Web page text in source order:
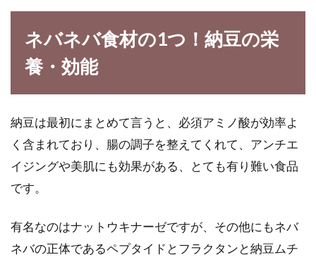
最近は簡単にお湯を注ぐだけのカップに入った
インスタント味噌汁や、フリーズドライ味噌汁
パンとお米の栄養などの違いについ
て＆和食をすすめる理由！
ネバネバ食材の1つ！納豆の栄
養・効能
納豆は最初にまとめて言うと、必須アミノ酸が効率よ
く含まれており、腸の調子を整えてくれて、アンチエ
イジングや美肌にも効果がある、とても有り難い食品
です。
有名なのはナットウキナーゼですが、その他にもネバ
ネバの正体であるペプタイドとフラクタンと納豆ムチ